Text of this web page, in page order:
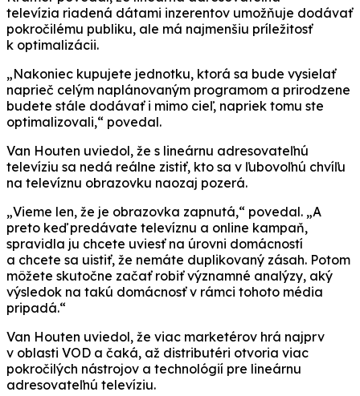
televízia riadená dátami inzerentov umožňuje dodávať
pokročilému publiku, ale má najmenšiu príležitosť
k optimalizácii.
„Nakoniec kupujete jednotku, ktorá sa bude vysielať
naprieč celým naplánovaným programom a prirodzene
budete stále dodávať i mimo cieľ, napriek tomu ste
optimalizovali,“ povedal.
Van Houten uviedol, že s lineárnu adresovateľnú
televíziu sa nedá reálne zistiť, kto sa v ľubovoľnú chvíľu
na televíznu obrazovku naozaj pozerá.
„Vieme len, že je obrazovka zapnutá,“ povedal. „A
preto keď predávate televíznu a online kampaň,
spravidla ju chcete uviesť na úrovni domácností
a chcete sa uistiť, že nemáte duplikovaný zásah. Potom
môžete skutočne začať robiť významné analýzy, aký
výsledok na takú domácnosť v rámci tohoto média
pripadá.“
Van Houten uviedol, že viac marketérov hrá najprv
v oblasti VOD a čaká, až distributéri otvoria viac
pokročilých nástrojov a technológií pre lineárnu
adresovateľnú televíziu.